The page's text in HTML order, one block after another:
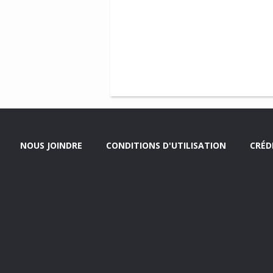
NOUS JOINDRE CONDITIONS D'UTILISATION